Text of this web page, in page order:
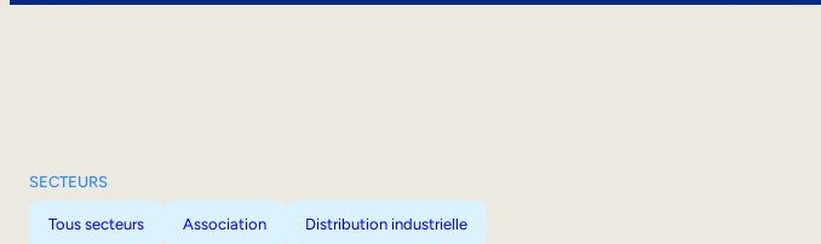
SECTEURS
Tous secteurs Association Distribution industrielle